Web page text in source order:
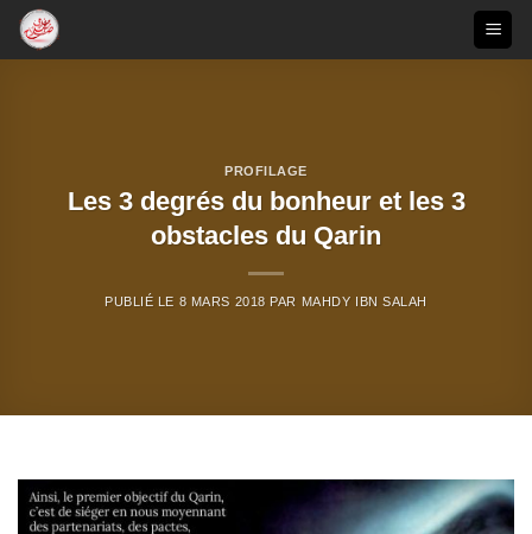
Passer
PROFILAGE
Les 3 degrés du bonheur et les 3
obstacles du Qarin
PUBLIÉ LE 8 MARS 2018 PAR MAHDY IBN SALAH